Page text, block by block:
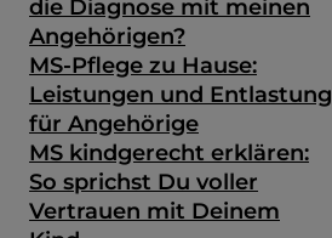
die Diagnose mit meinen
Angehörigen?
MS-Pflege zu Hause:
Leistungen und Entlastung
für Angehörige
MS kindgerecht erklären:
So sprichst Du voller
Vertrauen mit Deinem